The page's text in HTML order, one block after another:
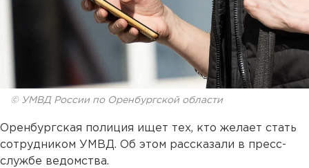
© УМВД России по Оренбургской области
Оренбургская полиция ищет тех, кто желает стать
сотрудником УМВД. Об этом рассказали в пресс-
службе ведомства.